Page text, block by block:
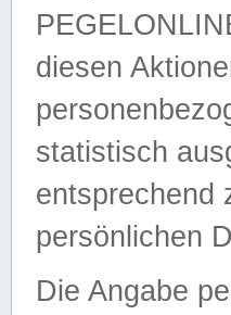
diesen
statistisch
entsprechend
persönlichen
Die Angabe